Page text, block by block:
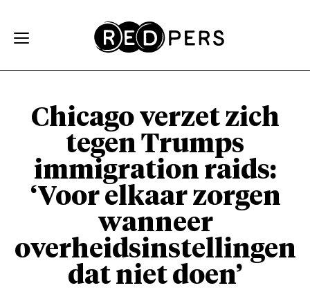
Chicago verzet zich
tegen Trumps
immigration raids:
‘Voor elkaar zorgen
wanneer
overheidsinstellingen
dat niet doen’